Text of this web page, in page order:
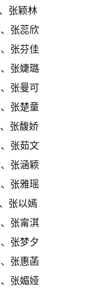
张颖林
张蕊欣
张芬佳
张婕璐
张曼可
张楚童
张馥娇
张茹文
张涵颖
张雅瑶
张以嫣
张甯淇
张梦夕
张惠菡
张媚娅